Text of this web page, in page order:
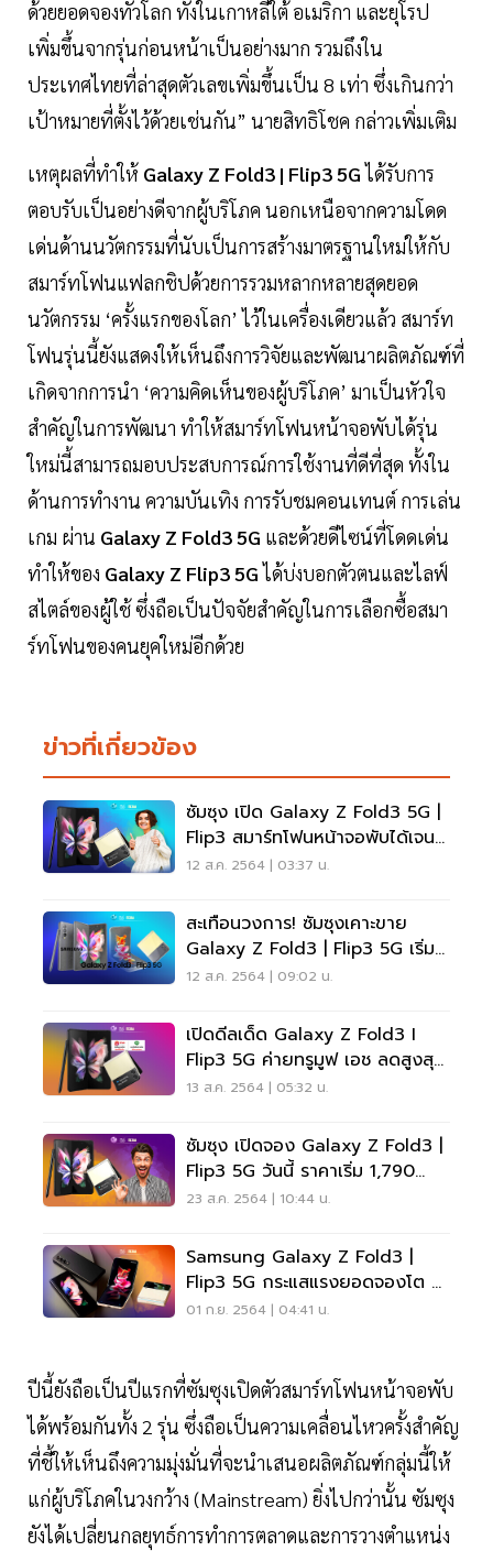
ด้วยยอดจองทั่วโลก ทั้งในเกาหลีใต้ อเมริกา และยุโรป
เพิ่มขึ้นจากรุ่นก่อนหน้าเป็นอย่างมาก รวมถึงใน
ประเทศไทยที่ล่าสุดตัวเลขเพิ่มขึ้นเป็น 8 เท่า ซึ่งเกินกว่า
เป้าหมายที่ตั้งไว้ด้วยเช่นกัน” นายสิทธิโชค กล่าวเพิ่มเติม
เหตุผลที่ทำให้ Galaxy Z Fold3 | Flip3 5Gได้รับการ
ตอบรับเป็นอย่างดีจากผู้บริโภค นอกเหนือจากความโดด
เด่นด้านนวัตกรรมที่นับเป็นการสร้างมาตรฐานใหม่ให้กับ
สมาร์ทโฟนแฟลกชิปด้วยการรวมหลากหลายสุดยอด
นวัตกรรม ‘ครั้งแรกของโลก’ ไว้ในเครื่องเดียวแล้ว สมาร์ท
โฟนรุ่นนี้ยังแสดงให้เห็นถึงการวิจัยและพัฒนาผลิตภัณฑ์ที่
เกิดจากการนำ ‘ความคิดเห็นของผู้บริโภค’ มาเป็นหัวใจ
สำคัญในการพัฒนา ทำให้สมาร์ทโฟนหน้าจอพับได้รุ่น
ใหม่นี้สามารถมอบประสบการณ์การใช้งานที่ดีที่สุด ทั้งใน
ด้านการทำงาน ความบันเทิง การรับชมคอนเทนต์ การเล่น
เกม ผ่าน Galaxy Z Fold3 5G และด้วยดีไซน์ที่โดดเด่น
ทำให้ของ Galaxy Z Flip3 5Gได้บ่งบอกตัวตนและไลฟ์
สไตล์ของผู้ใช้ ซึ่งถือเป็นปัจจัยสำคัญในการเลือกซื้อสมา
ร์ทโฟนของคนยุคใหม่อีกด้วย
ข่าวที่เกี่ยวข้อง
ซัมซุง เปิด Galaxy Z Fold3 5G |
Flip3 สมาร์ทโฟนหน้าจอพับได้เจน
3
12 ส.ค. 2564 | 03:37 น.
สะเทือนวงการ! ซัมซุงเคาะขาย
Galaxy Z Fold3 | Flip3 5G เริ่ม
ต้น 34,900 บาท
12 ส.ค. 2564 | 09:02 น.
เปิดดีลเด็ด Galaxy Z Fold3 I
Flip3 5G ค่ายทรูมูฟ เอช ลดสูงสุด
20,000 บาท
13 ส.ค. 2564 | 05:32 น.
ซัมซุง เปิดจอง Galaxy Z Fold3 |
Flip3 5G วันนี้ ราคาเริ่ม 1,790
บาทต่อเดือน
23 ส.ค. 2564 | 10:44 น.
Samsung Galaxy Z Fold3 |
Flip3 5G กระแสแรงยอดจองโต 5
เท่า
01 ก.ย. 2564 | 04:41 น.
ปีนี้ยังถือเป็นปีแรกที่ซัมซุงเปิดตัวสมาร์ทโฟนหน้าจอพับ
ได้พร้อมกันทั้ง 2 รุ่น ซึ่งถือเป็นความเคลื่อนไหวครั้งสำคัญ
ที่ชี้ให้เห็นถึงความมุ่งมั่นที่จะนำเสนอผลิตภัณฑ์กลุ่มนี้ให้
แก่ผู้บริโภคในวงกว้าง (Mainstream) ยิ่งไปกว่านั้น ซัมซุง
ยังได้เปลี่ยนกลยุทธ์การทำการตลาดและการวางตำแหน่ง